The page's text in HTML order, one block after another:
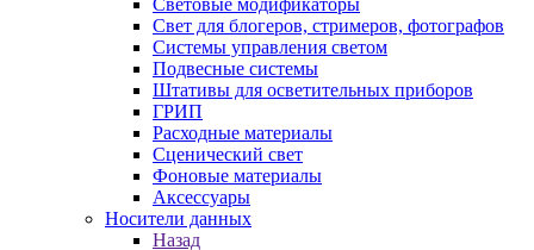
Световые модификаторы
Свет для блогеров, стримеров, фотографов
Системы управления светом
Подвесные системы
Штативы для осветительных приборов
ГРИП
Расходные материалы
Сценический свет
Фоновые материалы
Аксессуары
Носители данных
Назад